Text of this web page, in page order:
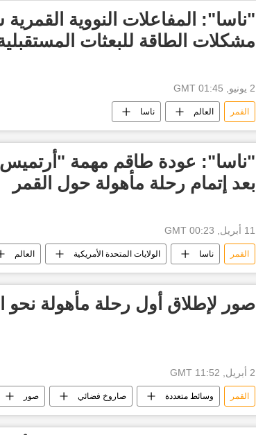
"ناسا": المفاعلات النووية
مشكلات الطاقة للبعثات
2 يونيو, 01:45 GMT
القمر العالم ناسا
بعد إتمام رحلة مأهولة حول القمر
11 أبريل, 00:23 GMT
القمر ناسا الولايات المتحدة الأمريكية العالم
صور لإطلاق أول رحلة مأهولة نحو
2 أبريل, 11:52 GMT
القمر وسائط متعددة صاروخ فضائي صور